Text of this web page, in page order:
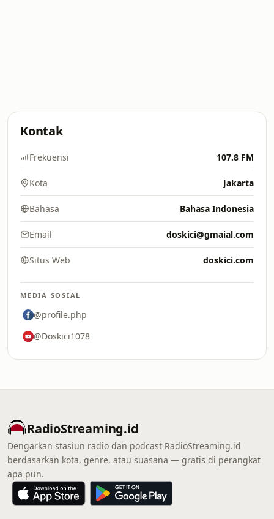
Kontak
Frekuensi 107.8 FM
Kota Jakarta
Bahasa Bahasa Indonesia
Email doskici@gmaial.com
Situs Web doskici.com
MEDIA SOSIAL
@profile.php
@Doskici1078
RadioStreaming.id
Dengarkan stasiun radio dan podcast RadioStreaming.id
berdasarkan kota, genre, atau suasana — gratis di perangkat
apa pun.